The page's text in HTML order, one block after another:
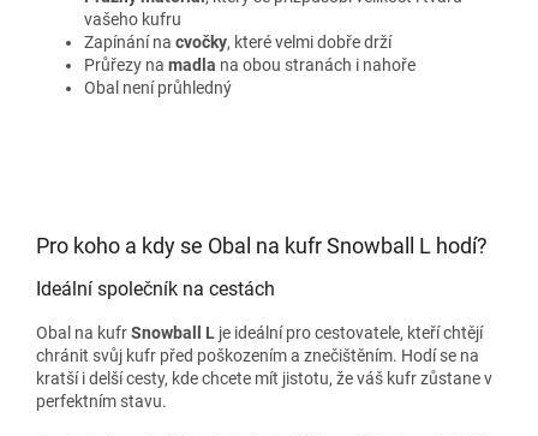
vašeho kufru
Zapínání na cvočky, které velmi dobře drží
Průřezy na madla na obou stranách i nahoře
Obal není průhledný
Pro koho a kdy se Obal na kufr Snowball L hodí?
Ideální společník na cestách
Obal na kufrSnowball L je ideální pro cestovatele, kteří chtějí
chránit svůj kufr před poškozením a znečištěním. Hodí se na
kratší i delší cesty, kde chcete mít jistotu, že váš kufr zůstane v
perfektním stavu.